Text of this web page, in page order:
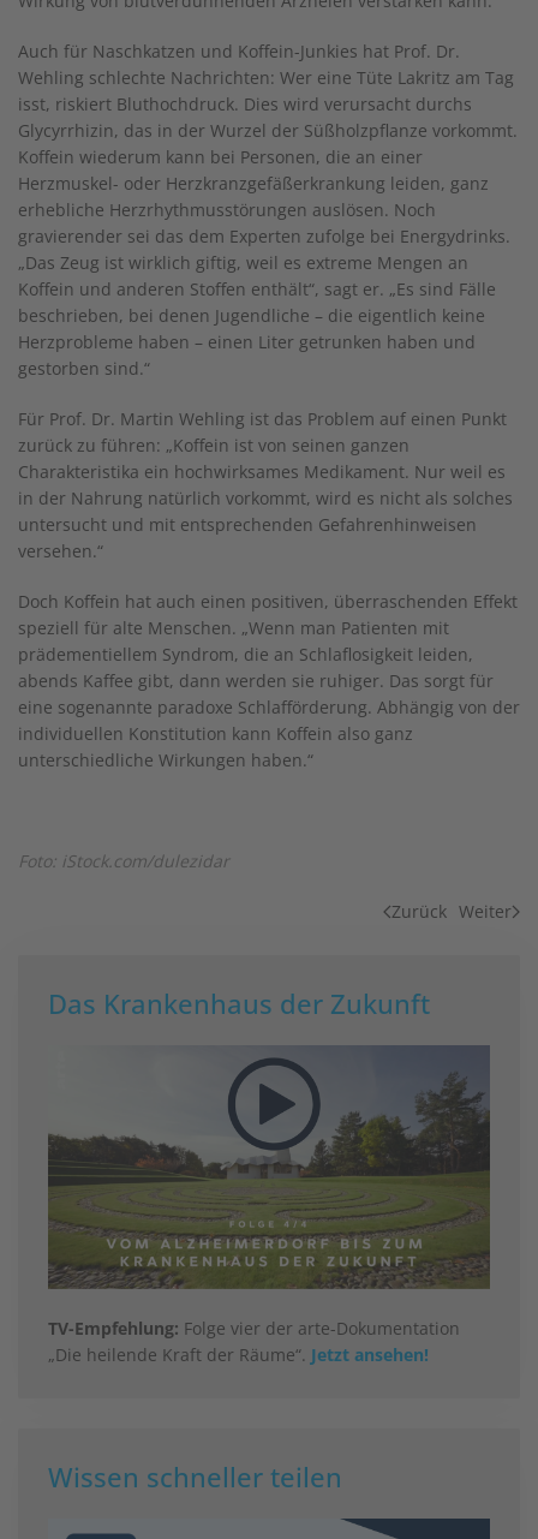
Auch für Naschkatzen und Koffein-Junkies hat Prof. Dr.
Wehling schlechte Nachrichten: Wer eine Tüte Lakritz am Tag
isst, riskiert Bluthochdruck. Dies wird verursacht durchs
Glycyrrhizin, das in der Wurzel der Süßholzpflanze vorkommt.
Koffein wiederum kann bei Personen, die an einer
Herzmuskel- oder Herzkranzgefäßerkrankung leiden, ganz
erhebliche Herzrhythmusstörungen auslösen. Noch
gravierender sei das dem Experten zufolge bei Energydrinks.
„Das Zeug ist wirklich giftig, weil es extreme Mengen an
Koffein und anderen Stoffen enthält“, sagt er. „Es sind Fälle
beschrieben, bei denen Jugendliche – die eigentlich keine
Herzprobleme haben – einen Liter getrunken haben und
gestorben sind.“
Für Prof. Dr. Martin Wehling ist das Problem auf einen Punkt
zurück zu führen: „Koffein ist von seinen ganzen
Charakteristika ein hochwirksames Medikament. Nur weil es
in der Nahrung natürlich vorkommt, wird es nicht als solches
untersucht und mit entsprechenden Gefahrenhinweisen
versehen.“
Doch Koffein hat auch einen positiven, überraschenden Effekt
speziell für alte Menschen. „Wenn man Patienten mit
prädementiellem Syndrom, die an Schlaflosigkeit leiden,
abends Kaffee gibt, dann werden sie ruhiger. Das sorgt für
eine sogenannte paradoxe Schlafförderung. Abhängig von der
individuellen Konstitution kann Koffein also ganz
unterschiedliche Wirkungen haben.“
Foto: iStock.com/dulezidar
Zurück Weiter
Das Krankenhaus der Zukunft
TV-Empfehlung: Folge vier der arte-Dokumentation
„Die heilende Kraft der Räume“. Jetzt ansehen!
Wissen schneller teilen